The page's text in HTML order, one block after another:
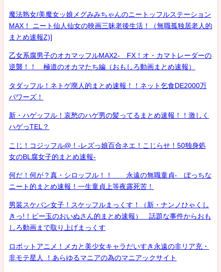
魔法熟女/美魔女ッ娘メグみみちゃんのニートッフルステーション
MAX！ ニート仙人仙女の映画三昧老後生活！（無職孤独居老人的
まとめ速報Z)]
乙女系腐男子のオカマッフルMAX2- FX！オ・カマトレーダーの
逆襲！！ 極道のオカマたち編（おもしろ動画まとめ速報）
タダッフル！ネトゲ廃人的まとめ速報！！ネット乞食DE2000万
パワーズ！
新・ハゲッフル！哀愁のハゲ男の髪ってるまとめ速報！！激しく
ハゲっTEL？
こじ！コジッフル@！-レズっ娘百合ネエ！こじらせ！50独身処
女のBL腐女子的まとめ速報-
何だ！何が？真・シロッフル！！ 永遠の無職童貞- ぼっちな
ニート的まとめ速報！一生童貞上等夜露死苦！
男装スケバン女子！スケッフルまっくす！（新・ナンノひゃくし
きっ!！ビー玉のおいぬさん的まとめ速報） 話題な事件からおも
しろ動画まで取り上げまっくす
ロボットアニメ！メカと美少女キャラだいすき永遠の非リア充・
非モテ星人 ！あらゆるマニアの為のマニアックサイト